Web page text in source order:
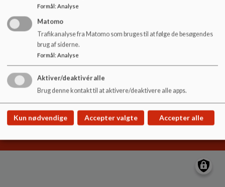
Kløvermarken 1, 6400 Sønderborg
klover-skolen@sonderborg.dk
+45 88 72 42 65
EAN NR.
5798002229943
Sitemap
Cookie politik
Formål: Analyse
Matomo
Trafikanalyse fra Matomo som bruges til at følge de besøgendes
brug af siderne.
Formål: Analyse
Aktiver/deaktivér alle
Brug denne kontakt til at aktivere/deaktivere alle apps.
Kun nødvendige Accepter valgte Accepter alle